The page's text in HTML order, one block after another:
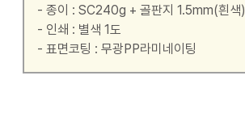
- 종이 : SC240g + 골판지 1.5mm(흰색)
- 인쇄 : 별색 1도
- 표면코팅 : 무광PP라미네이팅